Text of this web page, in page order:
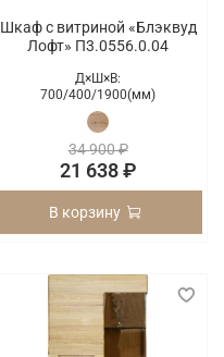
Шкаф с витриной «Блэквуд
Лофт» П3.0556.0.04
Д×Ш×В:
700/400/1900(мм)
34 900 ₽
21 638 ₽
В корзину